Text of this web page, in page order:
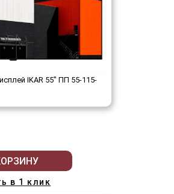
IKAR 55" ПП 55-115-
в 1 клик